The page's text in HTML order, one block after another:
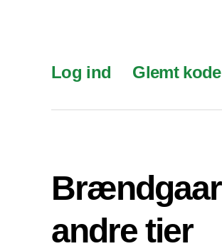
Log ind Glemt kode
andre tier